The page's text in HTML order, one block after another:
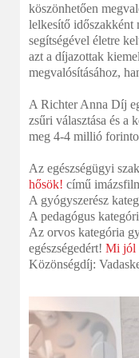
köszönhetően
lelkesítő időszakként
segítségével életre
azt a díjazottak
megvalósításához,
A Richter Anna Díj
zsűri választása és a
meg 4-4 millió
Az egészségügyi
hősök! című
A gyógyszerész
A pedagógus
Az orvos kategória
egészségedért! Mi jól
Közönségdíj: